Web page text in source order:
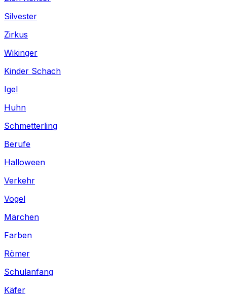
Silvester
Zirkus
Wikinger
Kinder Schach
Igel
Huhn
Schmetterling
Berufe
Halloween
Verkehr
Vogel
Märchen
Farben
Römer
Schulanfang
Käfer